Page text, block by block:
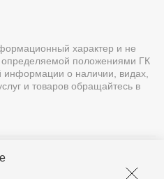
характер и не
положениями ГК
о наличии, видах,
и товаров обращайтесь в